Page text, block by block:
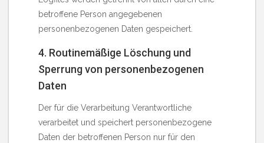
betroffene Person angegebenen
personenbezogenen Daten gespeichert.
4. Routinemäßige Löschung und
Sperrung von personenbezogenen
Daten
Der für die Verarbeitung Verantwortliche
verarbeitet und speichert personenbezogene
Daten der betroffenen Person nur für den